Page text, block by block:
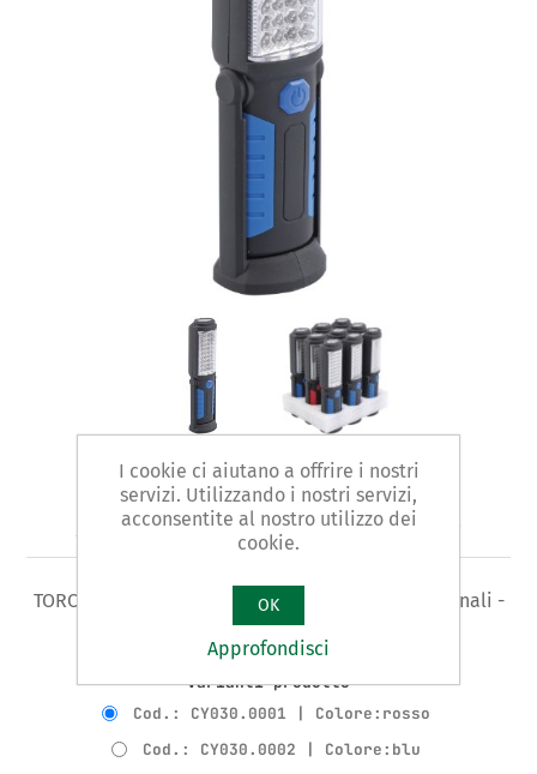
Art. CY030 - torcia - PROMO
TORCIA MULTIUSO DA LAVORO - 36 LED + 5 direzionali -
completa di batterie
Varianti prodotto
Cod.: CY030.0001 | Colore:rosso
Cod.: CY030.0002 | Colore:blu
I cookie ci aiutano a offrire i nostri
servizi. Utilizzando i nostri servizi,
acconsentite al nostro utilizzo dei
cookie.
OK
Approfondisci